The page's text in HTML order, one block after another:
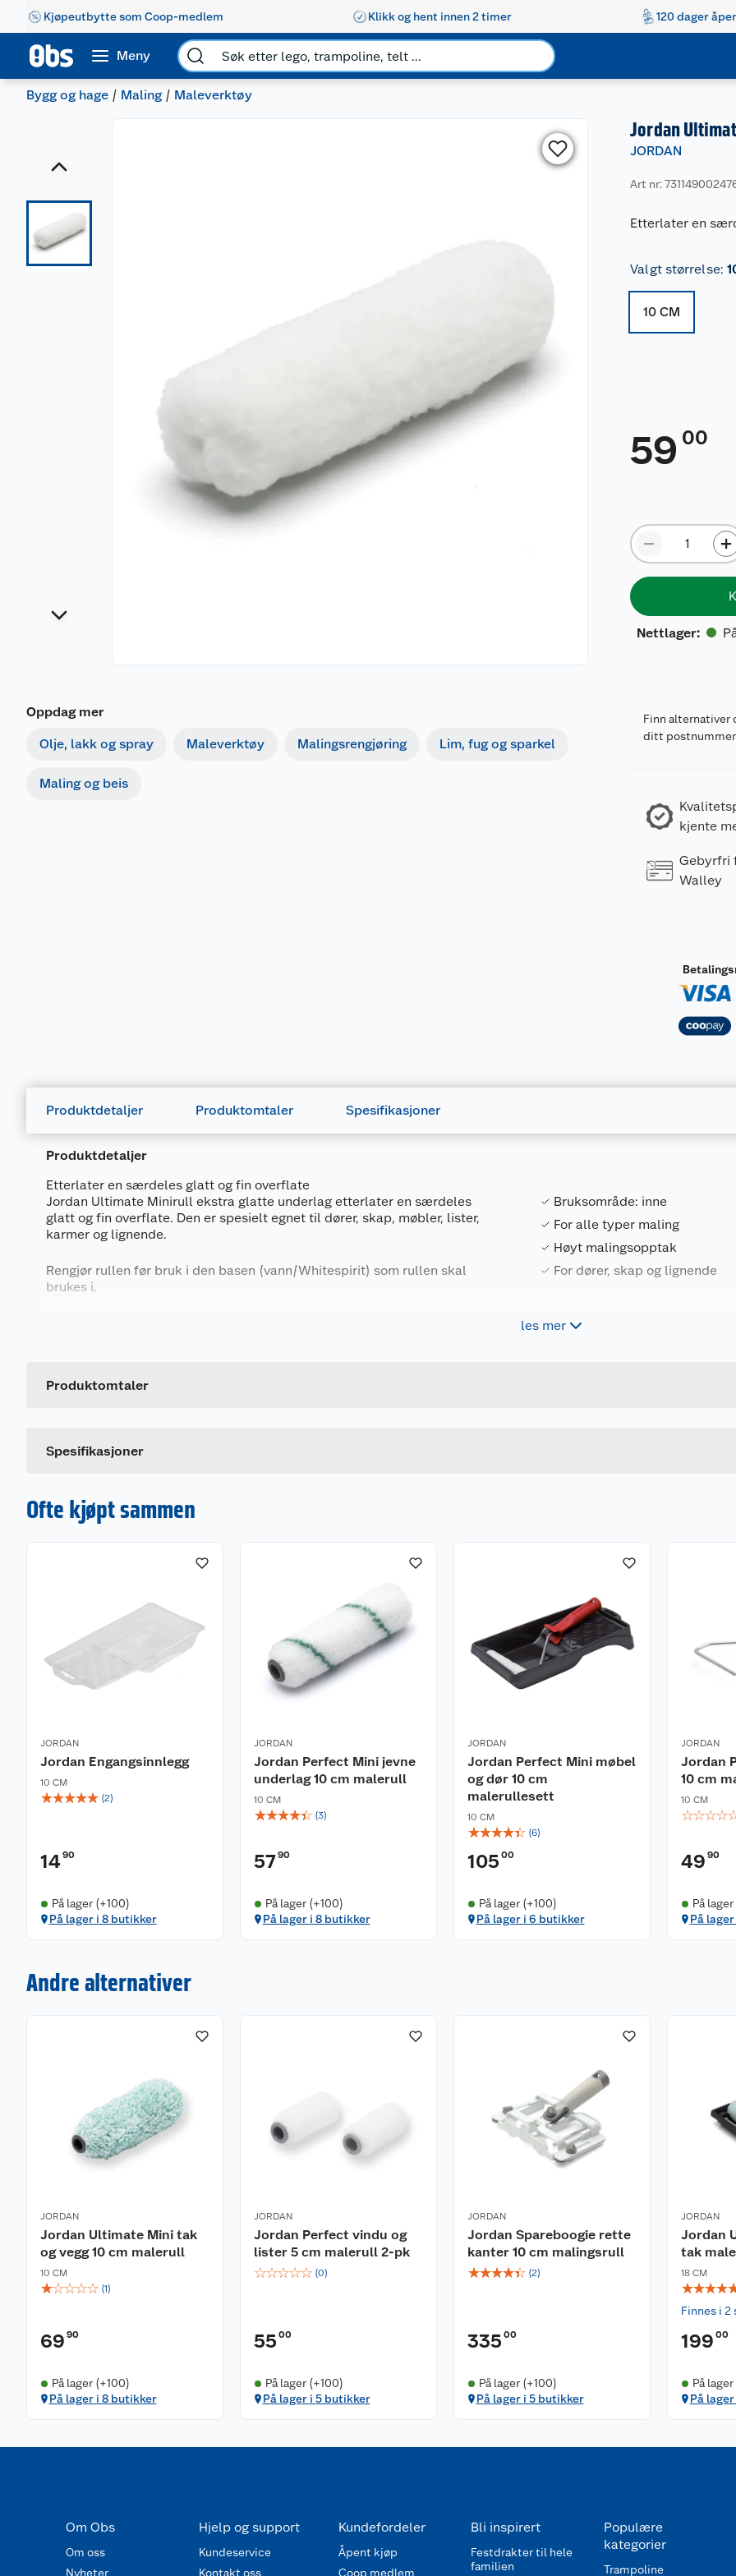
Kjøpeutbytte som Coop-medlem Klikk og hent innen 2 timer 120 dager
Meny
Bygg og hage Maling Maleverktøy
Oppdag mer
Olje, lakk og spray Maleverktøy Malingsrengjøring Lim, fug og sparkel
Maling og beis
Jordan
JORDAN
Art nr:
Etterlater en
Valgt størrelse:
10 CM
59 00
Nettlager:
Finn alternativer
ditt postnummer
kjente
Gebyrfri
Walley
Produktdetaljer Produktomtaler Spesifikasjoner
Produktdetaljer
Etterlater en særdeles glatt og fin overflate
Jordan Ultimate Minirull ekstra glatte underlag etterlater en særdeles
glatt og fin overflate. Den er spesielt egnet til dører, skap, møbler, lister,
karmer og lignende.
Rengjør rullen før bruk i den basen (vann/Whitespirit) som rullen skal
brukes i.
Bruksområde: inne
For alle typer maling
Høyt malingsopptak
For dører, skap og lignende
les mer
Produktomtaler
Spesifikasjoner
Leverandørens artikkelnummer
Forpakningsmål
Ofte kjøpt sammen
JORDAN
Jordan Engangsinnlegg
10 CM
☆☆☆☆☆ (2)
1490
På lager (+100)
På lager i 8 butikker
JORDAN
Jordan Perfect Mini jevne
underlag 10 cm malerull
10 CM
☆☆☆☆☆ (3)
5790
På lager (+100)
På lager i 8 butikker
JORDAN
Jordan Perfect Mini møbel
og dør 10 cm
malerullesett
10 CM
☆☆☆☆☆ (6)
105 00
På lager (+100)
På lager i 6 butikker
JORDAN
Jordan
10 cm
10 CM
☆☆☆☆
49 90
På
På
Andre alternativer
JORDAN
Jordan Ultimate Mini tak
og vegg 10 cm malerull
10 CM
☆☆☆☆☆ (1)
69 90
På lager (+100)
På lager i 8 butikker
JORDAN
Jordan Perfect vindu og
lister 5 cm malerull 2-pk
☆☆☆☆☆ (0)
55 00
På lager (+100)
På lager i 5 butikker
JORDAN
Jordan Spareboogie rette
kanter 10 cm malingsrull
☆☆☆☆☆ (2)
335 00
På lager (+100)
På lager i 5 butikker
JORDAN
Jordan
tak
18 CM
☆☆☆☆
Finnes i 2
199 00
På
På
Om Obs
Om oss
Nyheter
Hjelp og support
Kundeservice
Kontakt oss
Kundefordeler
Åpent kjøp
Coop medlem
Bli inspirert
Festdrakter til hele
familien
Populære
kategorier
Trampoline